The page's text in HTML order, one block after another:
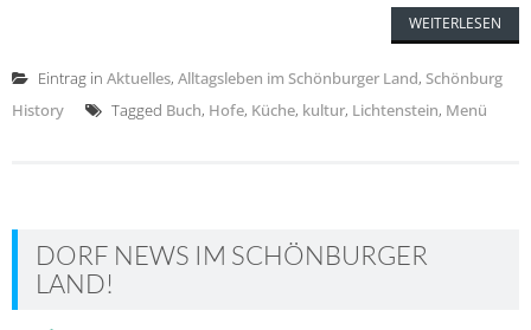
WEITERLESEN
Eintrag in Aktuelles, Alltagsleben im Schönburger Land, Schönburg
History
Tagged Buch, Hofe, Küche, kultur, Lichtenstein, Menü
DORF NEWS IM SCHÖNBURGER
LAND!